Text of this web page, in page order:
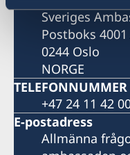
Sveriges
Postboks 4001
0244 Oslo
NORGE
TELEFONNUMMER
+47 24 11 42
E-postadress
Allmänna